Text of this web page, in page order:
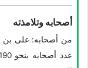
أصحابه وتلامذته
من أصحابه: علی بن